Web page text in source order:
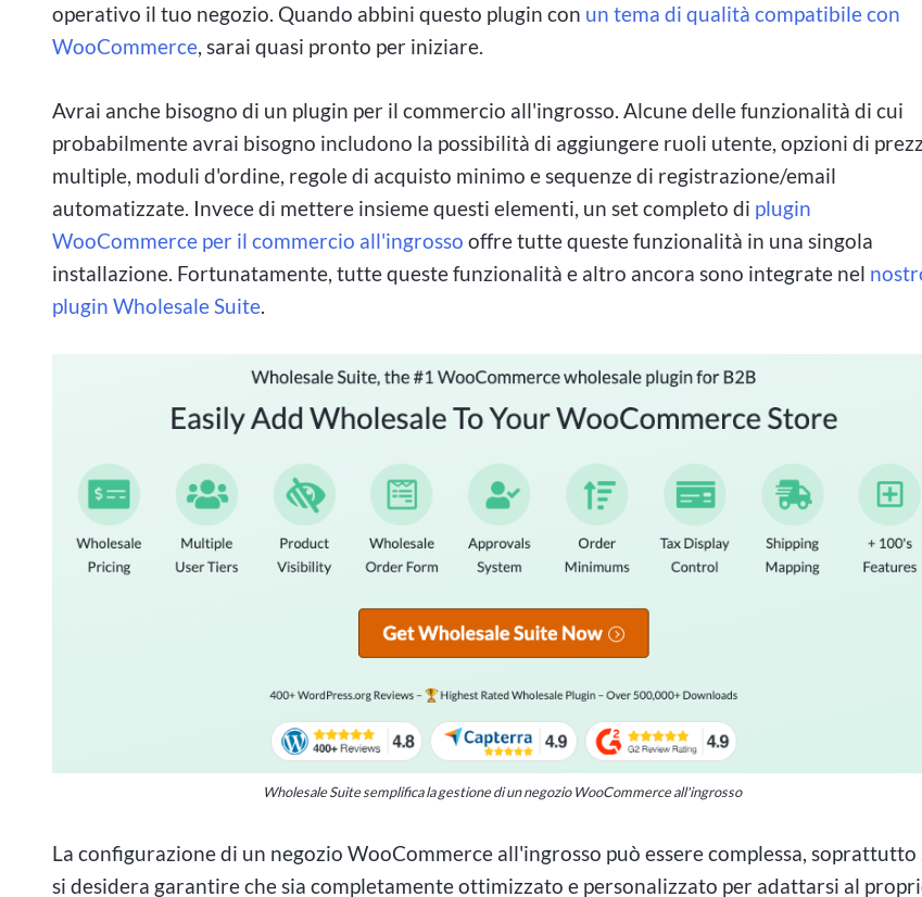
operativo il tuo negozio. Quando abbini questo plugin con un tema di qualità compatibile con
WooCommerce, sarai quasi pronto per iniziare.
Avrai anche bisogno di un plugin per il commercio all'ingrosso. Alcune delle funzionalità di cui
probabilmente avrai bisogno includono la possibilità di aggiungere ruoli utente, opzioni di
multiple, moduli d'ordine, regole di acquisto minimo e sequenze di registrazione/email
automatizzate. Invece di mettere insieme questi elementi, un set completo di plugin
WooCommerce per il commercio all'ingrosso offre tutte queste funzionalità in una singola
installazione. Fortunatamente, tutte queste funzionalità e altro ancora sono integrate nel
plugin Wholesale Suite.
Wholesale Suite semplifica la gestione di un negozio WooCommerce all'ingrosso
La configurazione di un negozio WooCommerce all'ingrosso può essere complessa, soprattutto
si desidera garantire che sia completamente ottimizzato e personalizzato per adattarsi al